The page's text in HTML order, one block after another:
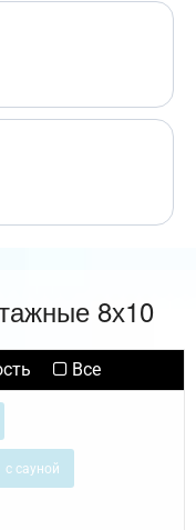
8х10
Все
с сауной